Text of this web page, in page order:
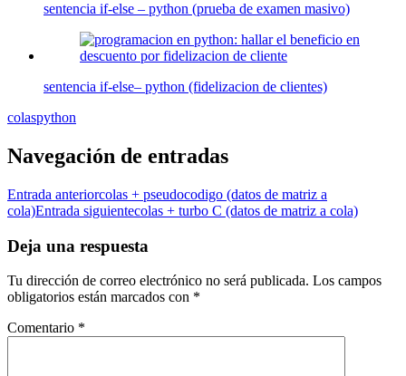
sentencia if-else – python (prueba de examen masivo)
sentencia if-else– python (fidelizacion de clientes)
colaspython
Navegación de entradas
Entrada anteriorcolas + pseudocodigo (datos de matriz a
cola)Entrada siguientecolas + turbo C (datos de matriz a cola)
Deja una respuesta
Tu dirección de correo electrónico no será publicada. Los campos
obligatorios están marcados con *
Comentario *